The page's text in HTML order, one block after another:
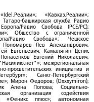
«Кавказ.Реалии»;
башкирская служба Радио
Радио Свобода (PCE/PC);
Общество с ограниченной
Радио Свобода»; Чешское
Пономарев Лев Александрович;
Евгеньевич; Камалягин Денис
Евгений Николаевич;
межрегиональная
просветительских инициатив и
Санкт-Петербургский
Мирон Федоров; (Oxxxymiron);
Алена Попова; Социально-
организация содействия
«Феникс плюс»; автономная